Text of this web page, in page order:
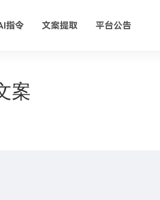
指令 文案提取 平台公告
案